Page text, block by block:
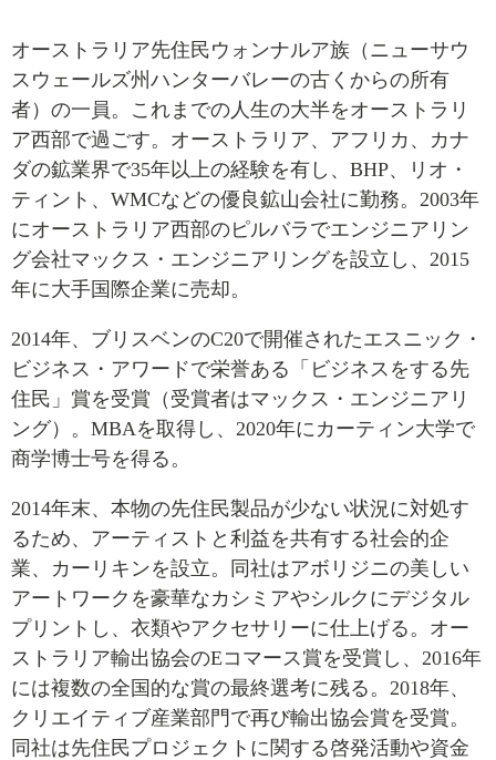
Business Asia
CPTPP Portal
Grants
Authors
PROGRAMS
Indo-Pacific Initiative
Dialogues & Roundtables
Canada-Indo-Pacific
Critical Minerals Hub
Emerging Issues
Education Programs
Women’s Business Missions
Business Partnership
i-LEAD
NETWORKS
CanWIN
Distinguished Fellows
ABLAC
ABAC
Asia Watch
Insights
Dispatches
Reports & Policy Briefs
Strategic Reflections
Explainers
Case Studies
Spotlights
OUR WEBSITE
NETWORK
Investment Monitor
APEC-Canada Growing
Business Partnership
(MSMEs)
Canada In Asia Conference
CPTPP Portal
オーストラリア先住民ウォンナルア族（ニューサウ
スウェールズ州ハンターバレーの古くからの所有
者）の一員。これまでの人生の大半をオーストラリ
ア西部で過ごす。オーストラリア、アフリカ、カナ
ダの鉱業界で35年以上の経験を有し 、 BHP、リオ・
ティント、WMCなどの優良鉱山会社に勤務。2003年
にオーストラリア西部のピルバラでエンジニアリン
グ会社マックス・エンジニアリングを設立し、2015
年に大手国際企業に売却。
2014年、ブリスベンのC20で開催されたエスニック・
ビジネス・アワードで栄誉ある「 ビジネスをする先
住民」賞を受賞（受賞者はマックス・エンジニアリ
ング）。MBAを取得し、2020年にカーティン大学で
商学博士号を得る 。
2014年末、本物の先住民製品が少ない状況に対処す
るため、アーティストと利益を共有する社会的企
業、カーリキンを設立。
同社はアボリジニの美しい
アートワークを豪華なカシミアやシルクにデジタル
プリントし、衣類やアクセサリーに仕上げる。オー
ストラリア輸出協会のEコマース賞を受賞し、2016年
には複数の全国的な賞の最終選考に残る 。2018年、
クリエイティブ産業部門で再び輸出協会賞を受賞。
同社は先住民プロジェクトに関する啓発活動や資金